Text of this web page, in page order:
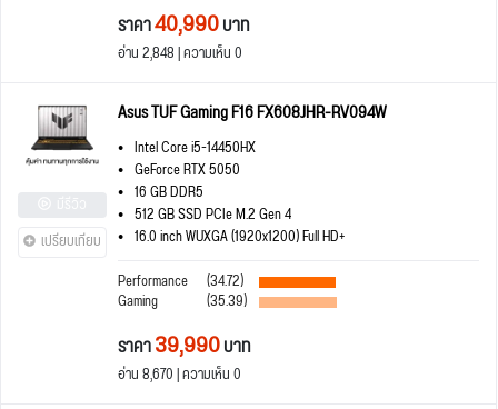
ราคา40,990บาท
อ่าน 2,848 | ความเห็น 0
เปรียบเทียบ
Asus TUF Gaming F16 FX608JHR-RV094W
Intel Core i5-14450HX
GeForce RTX 5050
16 GB DDR5
512 GB SSD PCIe M.2 Gen 4
16.0 inch WUXGA (1920x1200) Full HD+
Performance
(34.72)
Gaming (35.39)
ราคา39,990บาท
อ่าน 8,670 | ความเห็น 0